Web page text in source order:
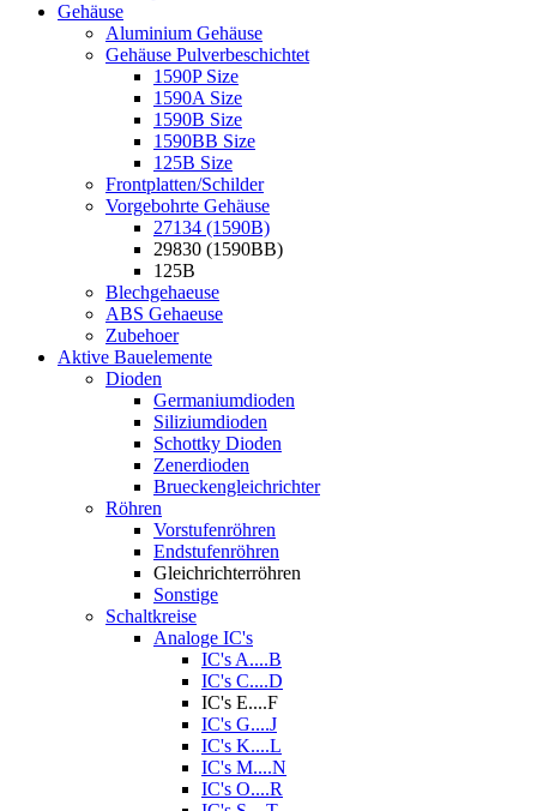
Gehäuse
Aluminium Gehäuse
Gehäuse Pulverbeschichtet
1590P Size
1590A Size
1590B Size
1590BB Size
125B Size
Frontplatten/Schilder
Vorgebohrte Gehäuse
27134 (1590B)
29830 (1590BB)
125B
Blechgehaeuse
ABS Gehaeuse
Zubehoer
Aktive Bauelemente
Dioden
Germaniumdioden
Siliziumdioden
Schottky Dioden
Zenerdioden
Brueckengleichrichter
Röhren
Vorstufenröhren
Endstufenröhren
Gleichrichterröhren
Sonstige
Schaltkreise
Analoge IC's
IC's A....B
IC's C....D
IC's E....F
IC's G....J
IC's K....L
IC's M....N
IC's O....R